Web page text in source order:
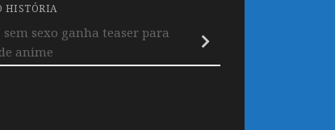
HISTÓRIA
sexo ganha teaser para
anime